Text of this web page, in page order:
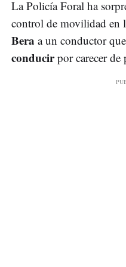
La Policía Foral ha
control de movilidad en
Bera a un conductor
conducirpor carecer de